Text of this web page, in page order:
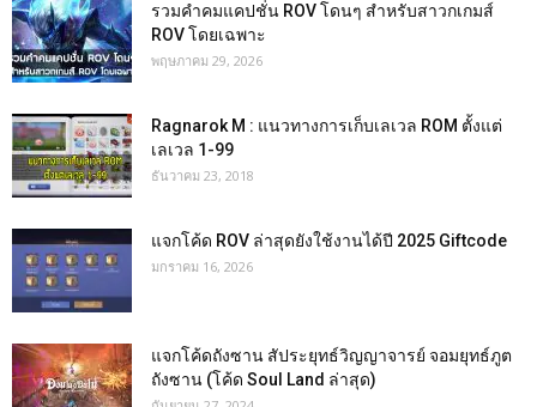
รวมคำคมแคปชั่น ROV โดนๆ สำหรับสาวกเกมส์
ROV โดยเฉพาะ
พฤษภาคม 29, 2026
Ragnarok M : แนวทางการเก็บเลเวล ROM ตั้งแต่
เลเวล 1-99
ธันวาคม 23, 2018
แจกโค้ด ROV ล่าสุดยังใช้งานได้ปี 2025 Giftcode
มกราคม 16, 2026
แจกโค้ดถังซาน สัประยุทธ์วิญญาจารย์ จอมยุทธ์ภูต
ถังซาน (โค้ด Soul Land ล่าสุด)